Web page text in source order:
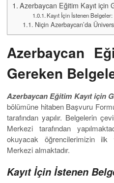
Azerbaycan Eğitim Kayıt için
Kayıt İçin İstenen Belgeler:
Niçin Azerbaycan’da
Azerbaycan
Gereken
Azerbaycan Eğitim Kayıt için
bölümüne hitaben Başvuru
tarafından yapılır. Belgelerin
Merkezi tarafından
okuyacak öğrencilerimizin ilk
Merkezi almaktadır.
Kayıt İçin İstenen